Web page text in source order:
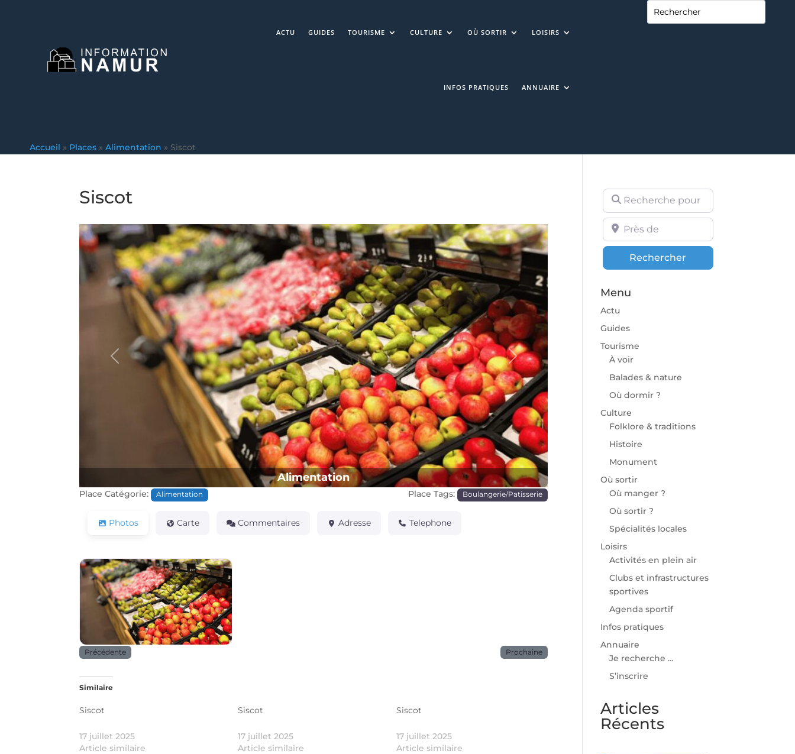
ACTU GUIDES TOURISME CULTURE OÙ SORTIR LOISIRS
INFOS PRATIQUES ANNUAIRE
Accueil » Places » Alimentation » Siscot
Siscot
Alimentation
Précédente Prochaine
Place Catégorie: Alimentation Place Tags: Boulangerie/Patisserie
Photos Carte Commentaires Adresse Telephone
Alimentation
Précédente Prochaine
Similaire
Siscot
17 juillet 2025
Article similaire
Siscot
17 juillet 2025
Article similaire
Siscot
17 juillet 2025
Article similaire
Recherche pour
Près de
Rechercher
Menu
Actu
Guides
Tourisme
À voir
Balades & nature
Où dormir ?
Culture
Folklore & traditions
Histoire
Monument
Où sortir
Où manger ?
Où sortir ?
Spécialités locales
Loisirs
Activités en plein air
Clubs et infrastructures
sportives
Agenda sportif
Infos pratiques
Annuaire
Je recherche …
S’inscrire
Articles
Récents